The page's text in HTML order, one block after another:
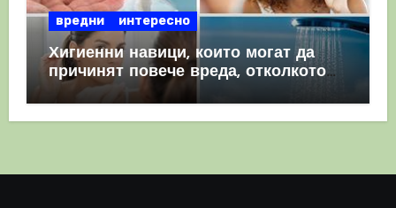
вредни интересно
Хигиенни навици, които могат да
причинят повече вреда, отколкото
полза